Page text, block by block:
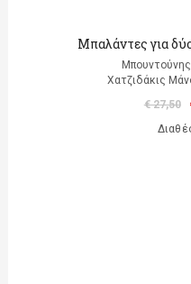
Μπαλάντες για
Χατζιδάκις
€ 27,50